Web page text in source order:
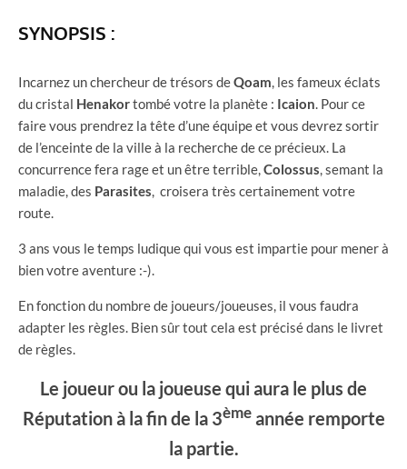
SYNOPSIS :
Incarnez un chercheur de trésors deQoam, les fameux éclats
du cristal Henakortombé votre la planète : Icaion. Pour ce
faire vous prendrez la tête d’une équipe et vous devrez sortir
de l’enceinte de la ville à la recherche de ce précieux. La
concurrence fera rage et un être terrible,Colossus, semant la
maladie, des Parasites, croisera très certainement votre
route.
3 ans vous le temps ludique qui vous est impartie pour mener à
bien votre aventure :-).
En fonction du nombre de joueurs/joueuses, il vous faudra
adapter les règles. Bien sûr tout cela est précisé dans le livret
de règles.
Le joueur ou la joueuse qui aura le plus de
Réputation à la fin de la 3èmeannée remporte
la partie.